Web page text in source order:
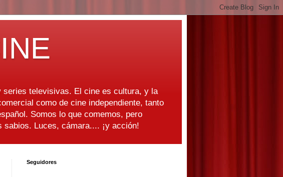
series televisivas. El cine es cultura, y la
como de cine independiente, tanto
Somos lo que comemos, pero
Luces, cámara.... ¡y acción!
Seguidores